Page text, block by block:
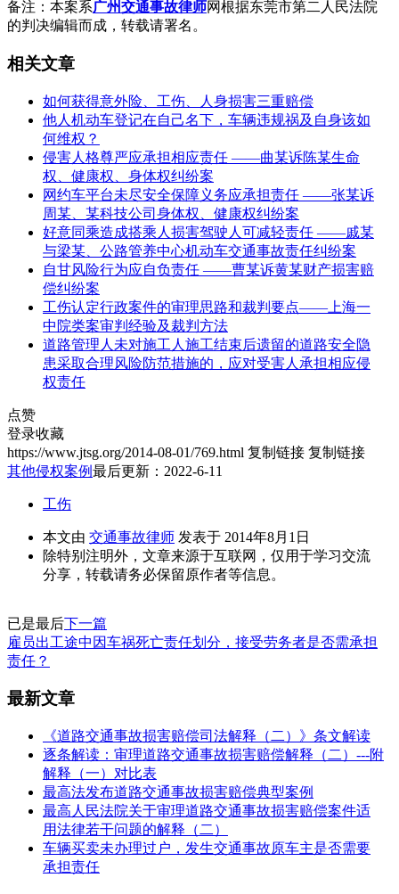
备注：本案系广州交通事故律师网根据东莞市第二人民法院
的判决编辑而成，转载请署名。
相关文章
如何获得意外险、工伤、人身损害三重赔偿
他人机动车登记在自己名下，车辆违规祸及自身该如
何维权？
侵害人格尊严应承担相应责任 ——曲某诉陈某生命
权、健康权、身体权纠纷案
网约车平台未尽安全保障义务应承担责任 ——张某诉
周某、某科技公司身体权、健康权纠纷案
好意同乘造成搭乘人损害驾驶人可减轻责任 ——戚某
与梁某、公路管养中心机动车交通事故责任纠纷案
自甘风险行为应自负责任 ——曹某诉黄某财产损害赔
偿纠纷案
工伤认定行政案件的审理思路和裁判要点——上海一
中院类案审判经验及裁判方法
道路管理人未对施工人施工结束后遗留的道路安全隐
患采取合理风险防范措施的，应对受害人承担相应侵
权责任
点赞
登录收藏
https://www.jtsg.org/2014-08-01/769.html 复制链接 复制链接
其他侵权案例最后更新：2022-6-11
工伤
本文由 交通事故律师 发表于 2014年8月1日
除特别注明外，文章来源于互联网，仅用于学习交流
分享，转载请务必保留原作者等信息。
已是最后下一篇
雇员出工途中因车祸死亡责任划分，接受劳务者是否需承担
责任？
最新文章
《道路交通事故损害赔偿司法解释（二）》条文解读
逐条解读：审理道路交通事故损害赔偿解释（二）---附
解释（一）对比表
最高法发布道路交通事故损害赔偿典型案例
最高人民法院关于审理道路交通事故损害赔偿案件适
用法律若干问题的解释（二）
车辆买卖未办理过户，发生交通事故原车主是否需要
承担责任